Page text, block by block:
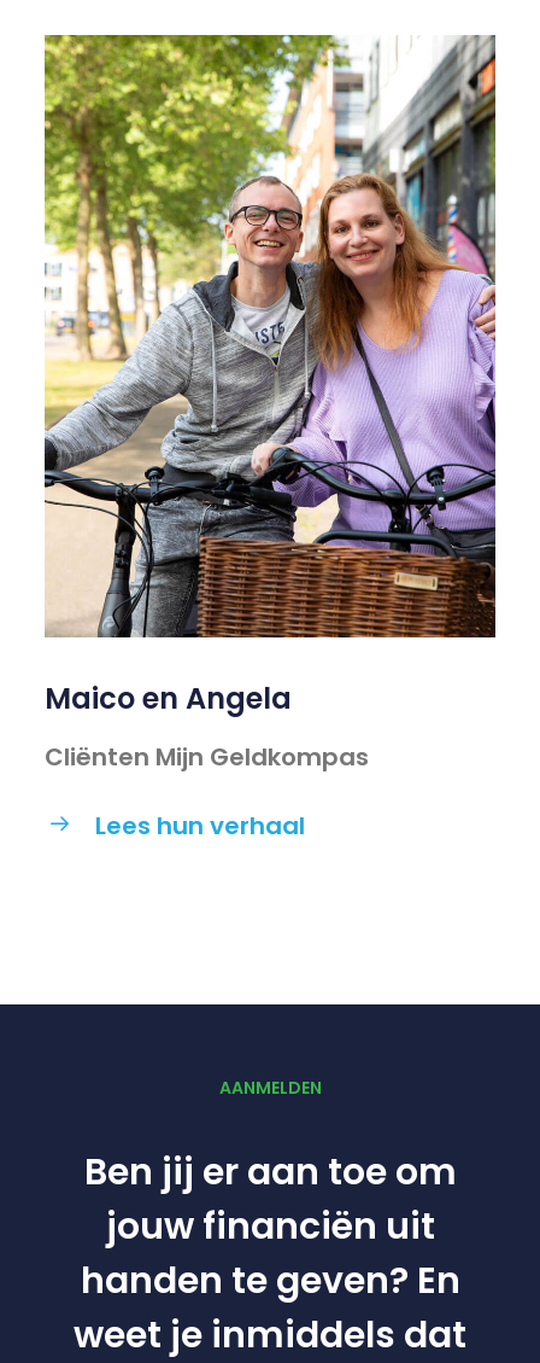
Maico en Angela
Cliënten Mijn Geldkompas
Lees hun verhaal
AANMELDEN
Ben jij er aan toe om
jouw financiën uit
handen te geven? En
weet je inmiddels dat